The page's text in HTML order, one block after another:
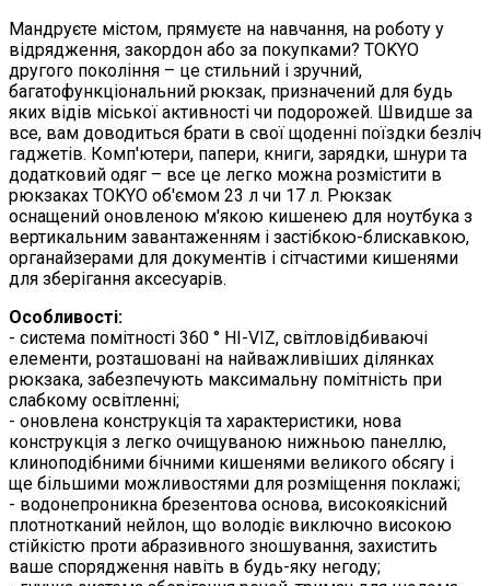
Мандруєте містом, прямуєте на навчання, на роботу у
відрядження, закордон або за покупками? TOKYO
другого покоління – це стильний і зручний,
багатофункціональний рюкзак, призначений для будь
яких відів міської активності чи подорожей. Швидше за
все, вам доводиться брати в свої щоденні поїздки безліч
гаджетів. Комп'ютери, папери, книги, зарядки, шнури та
додатковий одяг – все це легко можна розмістити в
рюкзаках TOKYO об'ємом 23 л чи 17 л. Рюкзак
оснащений оновленою м'якою кишенею для ноутбука з
вертикальним завантаженням і застібкою-блискавкою,
органайзерами для документів і сітчастими кишенями
для зберігання аксесуарів.
Особливості:
- система помітності 360 ° HI-VIZ, світловідбиваючі
елементи, розташовані на найважливіших ділянках
рюкзака, забезпечують максимальну помітність при
слабкому освітленні;
- оновлена конструкція та характеристики, нова
конструкція з легко очищуваною нижньою панеллю,
клиноподібними бічними кишенями великого обсягу і
ще більшими можливостями для розміщення поклажі;
- водонепроникна брезентова основа, високоякісний
плотнотканий нейлон, що володіє виключно високою
стійкістю проти абразивного зношування, захистить
ваше спорядження навіть в будь-яку негоду;